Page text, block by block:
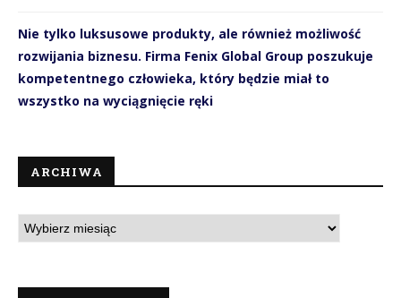
Nie tylko luksusowe produkty, ale również możliwość
rozwijania biznesu. Firma Fenix Global Group poszukuje
kompetentnego człowieka, który będzie miał to
wszystko na wyciągnięcie ręki
ARCHIWA